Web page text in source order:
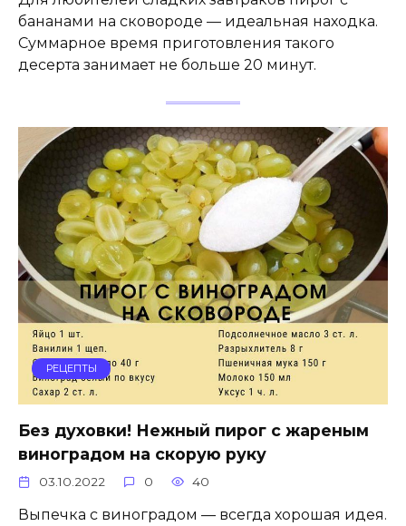
бананами на сковороде — идеальная находка.
Суммарное время приготовления такого
десерта занимает не больше 20 минут.
РЕЦЕПТЫ
Без духовки! Нежный пирог с жареным
виноградом на скорую руку
03.10.2022 0 40
Выпечка с виноградом — всегда хорошая идея.